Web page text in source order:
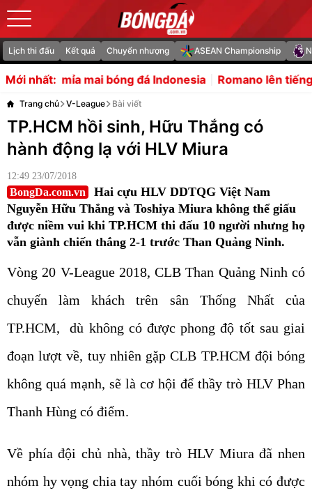
Lịch thi đấu Kết quả Chuyển nhượng ASEAN Championship
Mới nhất:
đá Indonesia Romano lên tiếng về tin đồn
Trang chủ V-League Bài viết
TP.HCM hồi sinh, Hữu Thắng có
hành động lạ với HLV Miura
12:49 23/07/2018
BongDa.com.vn
Hai cựu HLV DDTQG Việt Nam
Nguyễn Hữu Thắng và Toshiya Miura không thể giấu
được niềm vui khi TP.HCM thi đấu 10 người nhưng họ
vẫn giành chiến thắng 2-1 trước Than Quảng Ninh.
Vòng 20 V-League 2018, CLB Than Quảng Ninh có
chuyến làm khách trên sân Thống Nhất của
TP.HCM, dù không có được phong độ tốt sau giai
đoạn lượt về, tuy nhiên gặp CLB TP.HCM đội bóng
không quá mạnh, sẽ là cơ hội để thầy trò HLV Phan
Thanh Hùng có điểm.
Về phía đội chủ nhà, thầy trò HLV Miura đã nhen
nhóm hy vọng chia tay nhóm cuối bóng khi có được